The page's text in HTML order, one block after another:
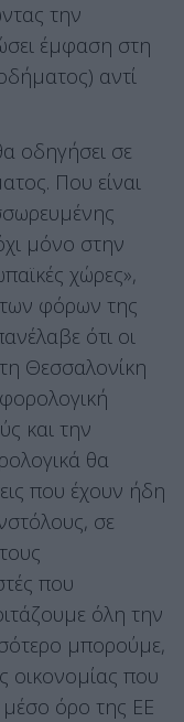
την
έμφαση στη
αντί
οδηγήσει σε
Που είναι
μόνο στην
χώρες»,
των φόρων της
ότι οι
Θεσσαλονίκη
και την
θα
που έχουν ήδη
σε
που
όλη την
μπορούμε,
οικονομίας που
μέσο όρο της ΕΕ